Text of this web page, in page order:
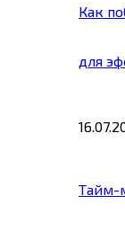
Как
для
Тайм-